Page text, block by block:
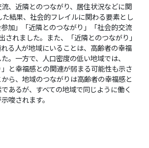
、近隣とのつながり、居住状況などに関
結果、社会的フレイルに関わる要素とし
加」「近隣とのつながり」「社会的交流
されました。また、「近隣とのつながり」
る人が地域にいることは、高齢者の幸福
。一方で、人口密度の低い地域では、
」と幸福感との関連が弱まる可能性も示さ
ら、地域のつながりは高齢者の幸福感と
あるが、すべての地域で同じように働く
唆されます。